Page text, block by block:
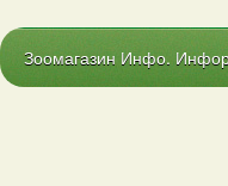
Зоомагазин Инфо.